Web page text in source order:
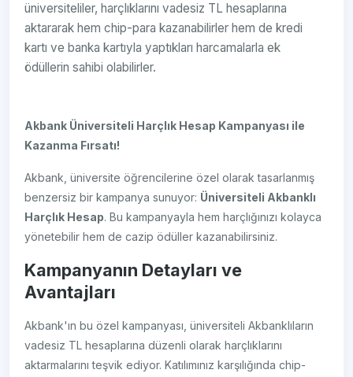
üniversiteliler, harçlıklarını vadesiz TL hesaplarına
aktararak hem chip-para kazanabilirler hem de kredi
kartı ve banka kartıyla yaptıkları harcamalarla ek
ödüllerin sahibi olabilirler.
Akbank Üniversiteli Harçlık Hesap Kampanyası ile
Kazanma Fırsatı!
Akbank, üniversite öğrencilerine özel olarak tasarlanmış
benzersiz bir kampanya sunuyor: Üniversiteli Akbanklı
Harçlık Hesap. Bu kampanyayla hem harçlığınızı kolayca
yönetebilir hem de cazip ödüller kazanabilirsiniz.
Kampanyanın Detayları ve
Avantajları
Akbank'ın bu özel kampanyası, üniversiteli Akbanklıların
vadesiz TL hesaplarına düzenli olarak harçlıklarını
aktarmalarını teşvik ediyor. Katılımınız karşılığında chip-